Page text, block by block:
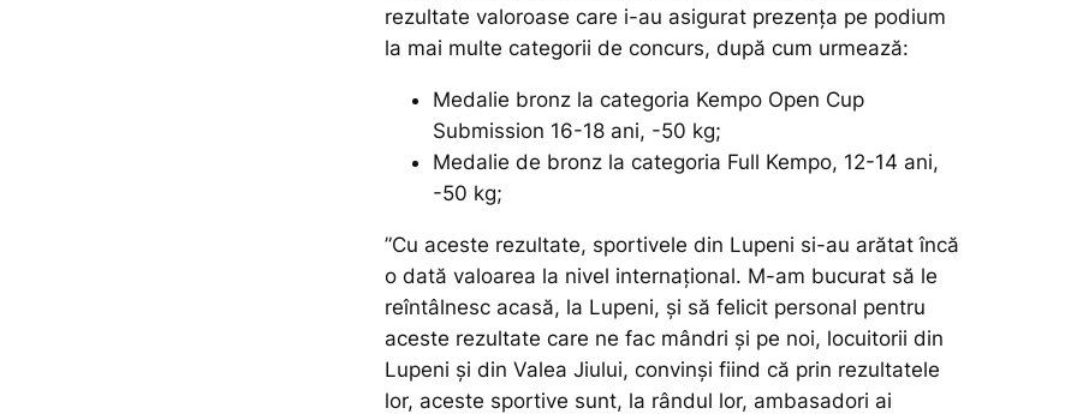
rezultate valoroase care i-au asigurat prezența pe podium
la mai multe categorii de concurs, după cum urmează:
Medalie bronz la categoria Kempo Open Cup
Submission 16-18 ani, -50 kg;
Medalie de bronz la categoria Full Kempo, 12-14 ani,
-50 kg;
”Cu aceste rezultate, sportivele din Lupeni si-au arătat încă
o dată valoarea la nivel internațional. M-am bucurat să le
reîntâlnesc acasă, la Lupeni, și să felicit personal pentru
aceste rezultate care ne fac mândri și pe noi, locuitorii din
Lupeni și din Valea Jiului, convinși fiind că prin rezultatele
lor, aceste sportive sunt, la rândul lor, ambasadori ai